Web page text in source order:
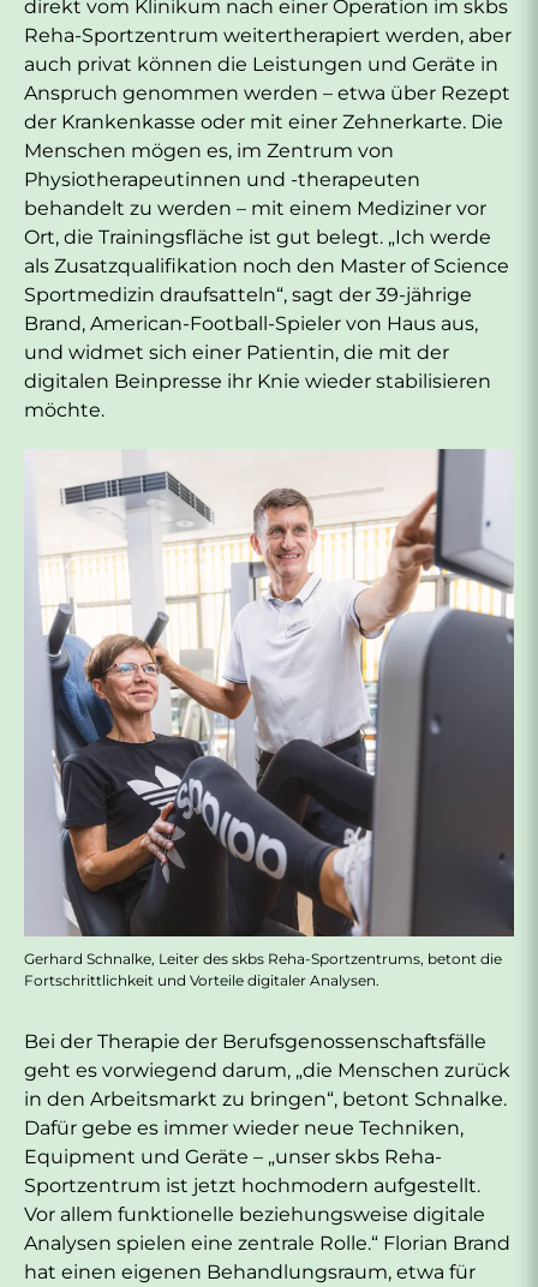
direkt vom Klinikum nach einer Operation im skbs
Reha-Sportzentrum weitertherapiert werden, aber
auch privat können die Leistungen und Geräte in
Anspruch genommen werden – etwa über Rezept
der Krankenkasse oder mit einer Zehnerkarte. Die
Menschen mögen es, im Zentrum von
Physiotherapeutinnen und -therapeuten
behandelt zu werden – mit einem Mediziner vor
Ort, die Trainingsfläche ist gut belegt. „Ich werde
als Zusatzqualifikation noch den Master of Science
Sportmedizin draufsatteln“, sagt der 39-jährige
Brand, American-Football-Spieler von Haus aus,
und widmet sich einer Patientin, die mit der
digitalen Beinpresse ihr Knie wieder stabilisieren
möchte.
Gerhard Schnalke, Leiter des skbs Reha-Sportzentrums, betont die
Fortschrittlichkeit und Vorteile digitaler Analysen.
Bei der Therapie der Berufsgenossenschaftsfälle
geht es vorwiegend darum, „die Menschen zurück
in den Arbeitsmarkt zu bringen“, betont Schnalke.
Dafür gebe es immer wieder neue Techniken,
Equipment und Geräte – „unser skbs Reha-
Sportzentrum ist jetzt hochmodern aufgestellt.
Vor allem funktionelle beziehungsweise digitale
Analysen spielen eine zentrale Rolle.“ Florian Brand
hat einen eigenen Behandlungsraum, etwa für